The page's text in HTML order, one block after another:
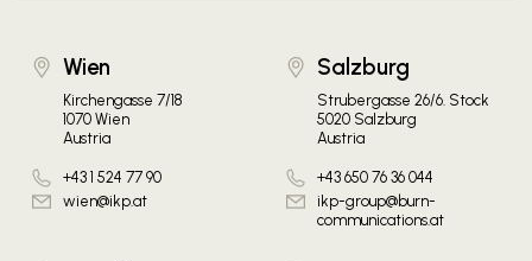
Wien
Kirchengasse 7/18
1070 Wien
Austria
+43 1 524 77 90
wien@ikp.at
Salzburg
Strubergasse 26/6. Stock
5020 Salzburg
Austria
+43 650 76 36 044
ikp-group@burn-
communications.at